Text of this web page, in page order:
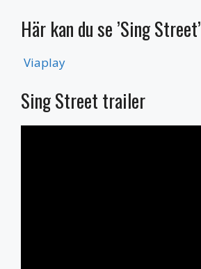
Här kan du se ’Sing Street’
Viaplay
Sing Street trailer